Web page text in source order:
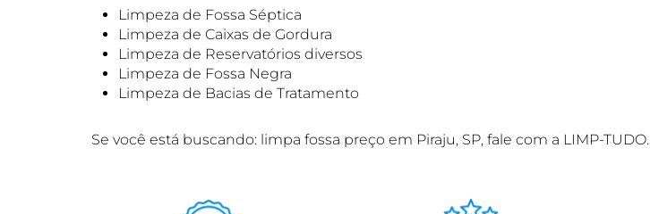
Limpeza de Fossa Séptica
Limpeza de Caixas de Gordura
Limpeza de Reservatórios diversos
Limpeza de Fossa Negra
Limpeza de Bacias de Tratamento
Se você está buscando: limpa fossa preço em Piraju, SP, fale com a LIMP-TUDO.